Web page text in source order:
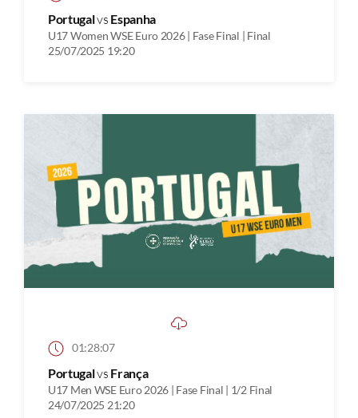
Portugalvs Espanha
U17 Women WSE Euro 2026 | Fase Final | Final
25/07/2025 19:20
01:28:07
Portugalvs França
U17 Men WSE Euro 2026 | Fase Final | 1/2 Final
24/07/2025 21:20